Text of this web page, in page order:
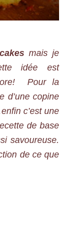
mais je
idée est
Pour la
d’une copine
c’est une
de base
savoureuse.
de ce que